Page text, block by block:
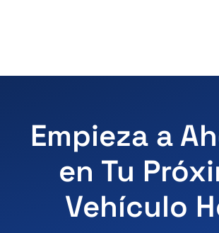
Empieza a
en Tu
Vehículo